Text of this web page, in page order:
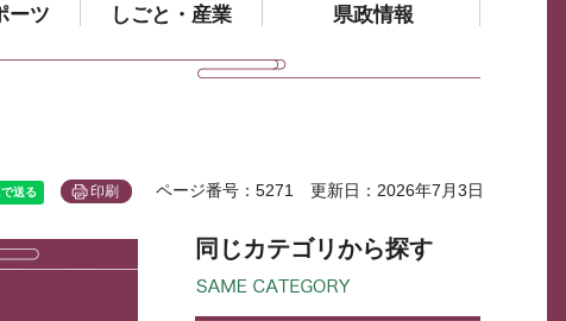
ーツ しごと・産業 県政情報
印刷 ページ番号：5271 更新日：2026年7月3日
同じカテゴリから探す